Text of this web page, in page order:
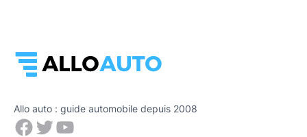
Allo auto : guide automobile depuis 2008
Facebook
Twitter
YouTube